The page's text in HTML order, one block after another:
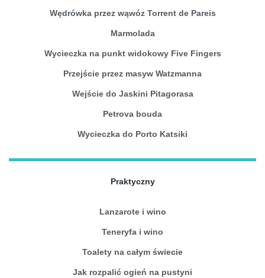
Wędrówka przez wąwóz Torrent de Pareis
Marmolada
Wycieczka na punkt widokowy Five Fingers
Przejście przez masyw Watzmanna
Wejście do Jaskini Pitagorasa
Petrova bouda
Wycieczka do Porto Katsiki
Praktyczny
Lanzarote i wino
Teneryfa i wino
Toalety na całym świecie
Jak rozpalić ogień na pustyni